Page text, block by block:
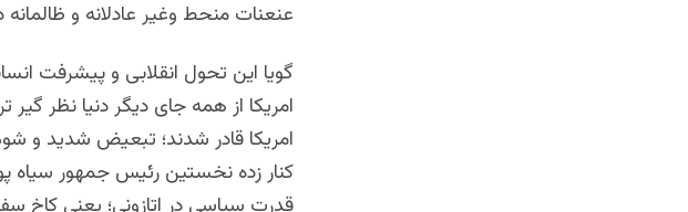
عنعنات منحط وغیر عادلانه و
گویا این تحول انقلابی و پیشرفت
امریکا قادر شدند؛ تبعیض شدید و
کنار زده نخستین رئیس جمهور سیاه